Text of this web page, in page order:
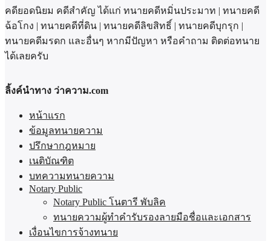
คดียอดนิยม คดีสำคัญ ได้แก่ ทนายคดีหมิ่นประมาท | ทนายคดี
ฉ้อโกง | ทนายคดีที่ดิน | ทนายคดีลิขสิทธิ์ | ทนายคดีบุกรุก |
ทนายคดีมรดก และอื่นๆ หากมีปัญหา หรือคำถาม ติดต่อทนาย
ได้เลยครับ
ลิ้งค์นำทาง ว่าความ.com
หน้าแรก
ข้อมูลทนายความ
ปรึกษากฎหมาย
เนติบัณฑิต
บทความทนายความ
Notary Public
Notary Public โนตารี พับลิค
ทนายความผู้ทำคำรับรองลายมือชื่อและเอกสาร
เงื่อนไขการจ้างทนาย